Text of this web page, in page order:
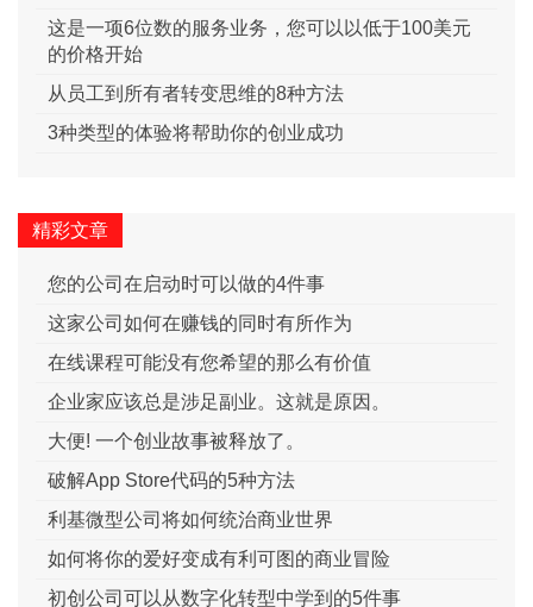
这是一项6位数的服务业务，您可以以低于100美元
的价格开始
从员工到所有者转变思维的8种方法
3种类型的体验将帮助你的创业成功
精彩文章
您的公司在启动时可以做的4件事
这家公司如何在赚钱的同时有所作为
在线课程可能没有您希望的那么有价值
企业家应该总是涉足副业。这就是原因。
大便! 一个创业故事被释放了。
破解App Store代码的5种方法
利基微型公司将如何统治商业世界
如何将你的爱好变成有利可图的商业冒险
初创公司可以从数字化转型中学到的5件事